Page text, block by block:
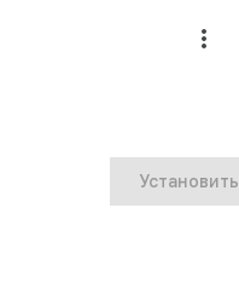
Установить